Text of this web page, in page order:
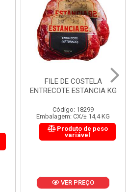
FILE DE COSTELA
ENTRECOTE ESTANCIA KG
Código: 18299
Embalagem: CX/± 14,4 KG
Produto de peso
variável
VER PREÇO